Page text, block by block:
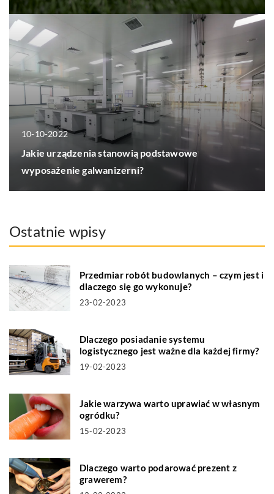
10-10-2022
Jakie urządzenia stanowią podstawowe
wyposażenie galwanizerni?
Ostatnie wpisy
Przedmiar robót budowlanych – czym jest i
dlaczego się go wykonuje?
23-02-2023
Dlaczego posiadanie systemu
logistycznego jest ważne dla każdej firmy?
19-02-2023
Jakie warzywa warto uprawiać w własnym
ogródku?
15-02-2023
Dlaczego warto podarować prezent z
grawerem?